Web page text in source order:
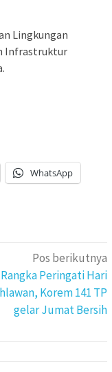
Lingkungan
Infrastruktur
WhatsApp
Pos berikutnya
Peringati Hari
Korem 141 TP
gelar Jumat Bersih